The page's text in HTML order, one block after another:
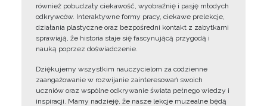
również pobudzały ciekawość, wyobraźnię i pasję młodych
odkrywców. Interaktywne formy pracy, ciekawe prelekcje,
działania plastyczne oraz bezpośredni kontakt z zabytkami
sprawiają, że historia staje się fascynującą przygodą i
nauką poprzez doświadczenie.
Dziękujemy wszystkim nauczycielom za codzienne
zaangażowanie w rozwijanie zainteresowań swoich
uczniów oraz wspólne odkrywanie świata pełnego wiedzy i
inspiracji. Mamy nadzieję, że nasze lekcje muzealne będą